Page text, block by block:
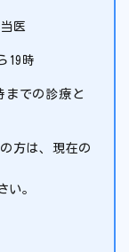
医
19時
までの診療と
方は、現在の
い。